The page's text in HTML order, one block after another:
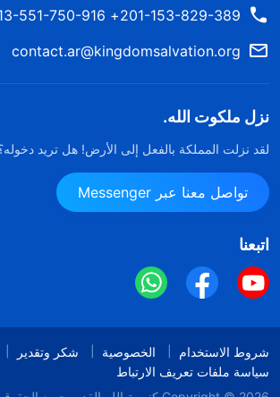
201-153-829-389+ 213-551-750-916+
contact.ar@kingdomsalvation.org
نزل ملكوت الله.
لقد نزلت المملكة بالفعل إلى الأرض! هل تريد
تواصل معنا عبر Messenger
اتبعنا
شروط الاستخدام الخصوصية
شكر وتقدير
سياسة ملفات تعريف الارتباط